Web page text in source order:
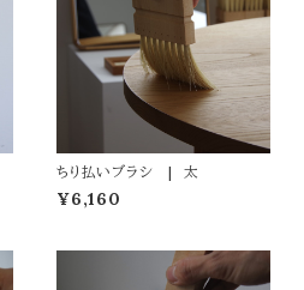
ちり払いブラシ | 太
¥6,160